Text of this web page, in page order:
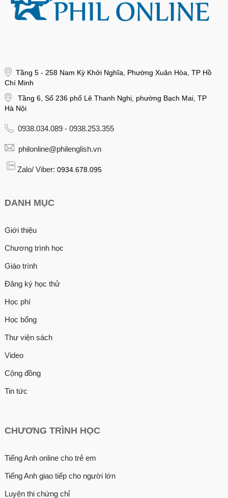
Tầng 5 - 258 Nam Kỳ Khởi Nghĩa, Phường Xuân Hòa, TP Hồ
Chí Minh
Tầng 6, Số 236 phố Lê Thanh Nghị, phường Bạch Mai, TP
Hà Nội
0938.034.089 - 0938.253.355
philonline@philenglish.vn
Zalo/ Viber: 0934.678.095
DANH MỤC
Giới thiệu
Chương trình học
Giáo trình
Đăng ký học thử
Học phí
Học bổng
Thư viện sách
Video
Cộng đồng
Tin tức
CHƯƠNG TRÌNH HỌC
Tiếng Anh online cho trẻ em
Tiếng Anh giao tiếp cho người lớn
Luyện thi chứng chỉ